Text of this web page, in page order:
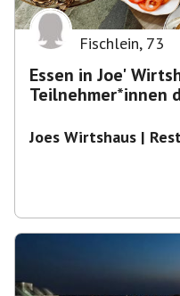
Fischlein, 73
Essen in Joe'
Teilnehmer*innen
Joes Wirtshaus |